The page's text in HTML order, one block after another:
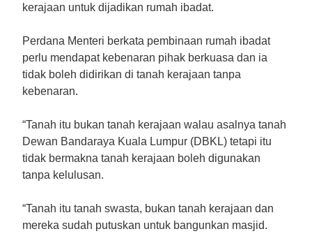
kerajaan untuk dijadikan rumah ibadat.
Perdana Menteri berkata pembinaan rumah ibadat
perlu mendapat kebenaran pihak berkuasa dan ia
tidak boleh didirikan di tanah kerajaan tanpa
kebenaran.
“Tanah itu bukan tanah kerajaan walau asalnya tanah
Dewan Bandaraya Kuala Lumpur (DBKL) tetapi itu
tidak bermakna tanah kerajaan boleh digunakan
tanpa kelulusan.
“Tanah itu tanah swasta, bukan tanah kerajaan dan
mereka sudah putuskan untuk bangunkan masjid.